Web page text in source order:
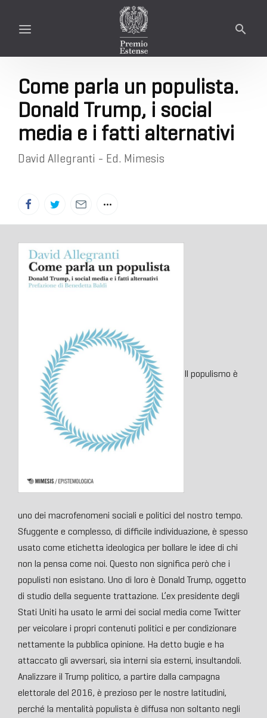
Come parla un populista.
Donald Trump, i social
media e i fatti alternativi
David Allegranti - Ed. Mimesis
Il populismo è
uno dei macrofenomeni sociali e politici del nostro tempo.
Sfuggente e complesso, di difficile individuazione, è spesso
usato come etichetta ideologica per bollare le idee di chi
non la pensa come noi. Questo non significa però che i
populisti non esistano. Uno di loro è Donald Trump, oggetto
di studio della seguente trattazione. L’ex presidente degli
Stati Uniti ha usato le armi dei social media come Twitter
per veicolare i propri contenuti politici e per condizionare
nettamente la pubblica opinione. Ha detto bugie e ha
attaccato gli avversari, sia interni sia esterni, insultandoli.
Analizzare il Trump politico, a partire dalla campagna
elettorale del 2016, è prezioso per le nostre latitudini,
perché la mentalità populista è diffusa non soltanto negli